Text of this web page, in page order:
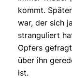
kommt.
war, der sich
stranguliert
Opfers
über ihn
ist.